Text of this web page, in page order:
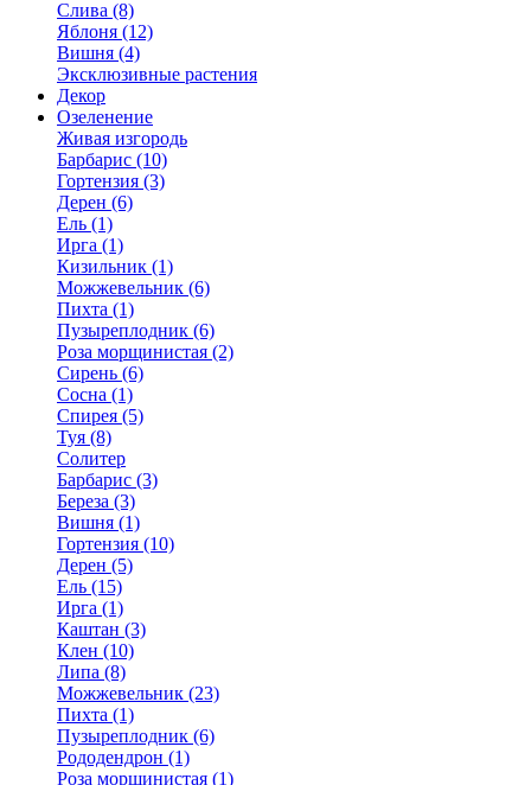
Слива (8)
Яблоня (12)
Вишня (4)
Эксклюзивные растения
Декор
Озеленение
Живая изгородь
Барбарис (10)
Гортензия (3)
Дерен (6)
Ель (1)
Ирга (1)
Кизильник (1)
Можжевельник (6)
Пихта (1)
Пузыреплодник (6)
Роза морщинистая (2)
Сирень (6)
Сосна (1)
Спирея (5)
Туя (8)
Солитер
Барбарис (3)
Береза (3)
Вишня (1)
Гортензия (10)
Дерен (5)
Ель (15)
Ирга (1)
Каштан (3)
Клен (10)
Липа (8)
Можжевельник (23)
Пихта (1)
Пузыреплодник (6)
Рододендрон (1)
Роза морщинистая (1)